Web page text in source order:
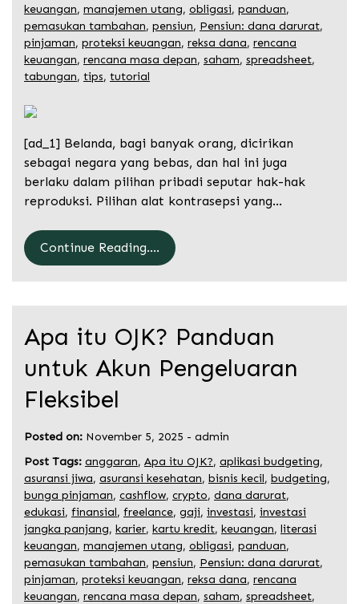
keuangan, manajemen utang, obligasi, panduan,
pemasukan tambahan, pensiun, Pensiun: dana darurat,
pinjaman, proteksi keuangan, reksa dana, rencana
keuangan, rencana masa depan, saham, spreadsheet,
tabungan, tips, tutorial
[ad_1] Belanda, bagi banyak orang, dicirikan
sebagai negara yang bebas, dan hal ini juga
berlaku dalam pilihan pribadi seputar hak-hak
reproduksi. Pilihan alat kontrasepsi yang…
Continue Reading....
Apa itu OJK? Panduan
untuk Akun Pengeluaran
Fleksibel
Posted on: November 5, 2025 - admin
Post Tags: anggaran, Apa itu OJK?, aplikasi budgeting,
asuransi jiwa, asuransi kesehatan, bisnis kecil, budgeting,
bunga pinjaman, cashflow, crypto, dana darurat,
edukasi, finansial, freelance, gaji, investasi, investasi
jangka panjang, karier, kartu kredit, keuangan, literasi
keuangan, manajemen utang, obligasi, panduan,
pemasukan tambahan, pensiun, Pensiun: dana darurat,
pinjaman, proteksi keuangan, reksa dana, rencana
keuangan, rencana masa depan, saham, spreadsheet,